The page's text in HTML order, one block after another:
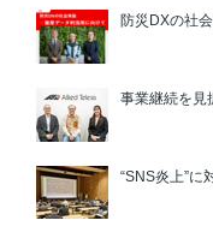
防災DXの社
事業継続を見
“SNS炎上”に